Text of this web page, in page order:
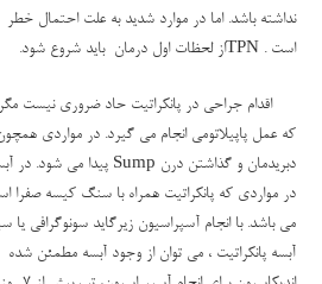
نداشته باشد. اما در موارد شدید به علت احتمال خطر
است .
از لحظات اول درمان باید شروع شود.
اقدام جراحی در پانکراتیت حاد ضروری نیست
که عمل پاپیلاتومی انجام می گیرد. در مواردی همچون
دبریدمان و گذاشتن درن Sump پیدا می شود. در
در مواردی که پانکراتیت همراه با سنگ کیسه صفرا
می باشد. با انجام آسپراسیون زیرگاید سونوگرافی
آبسه پانکراتیت ، می توان از وجود آبسه مطمئن